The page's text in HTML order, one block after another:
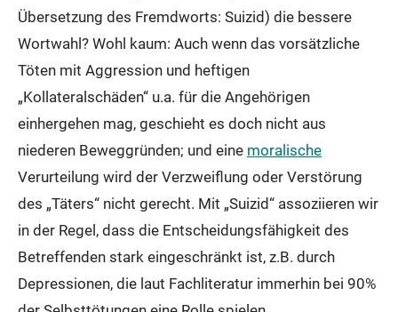
Übersetzung des Fremdworts: Suizid) die bessere
Wortwahl? Wohl kaum: Auch wenn das vorsätzliche
Töten mit Aggression und heftigen
„Kollateralschäden“ u.a. für die Angehörigen
einhergehen mag, geschieht es doch nicht aus
niederen Beweggründen; und eine moralische
Verurteilung wird der Verzweiflung oder Verstörung
des „Täters“ nicht gerecht. Mit „Suizid“ assoziieren wir
in der Regel, dass die Entscheidungsfähigkeit des
Betreffenden stark eingeschränkt ist, z.B. durch
Depressionen, die laut Fachliteratur immerhin bei 90%